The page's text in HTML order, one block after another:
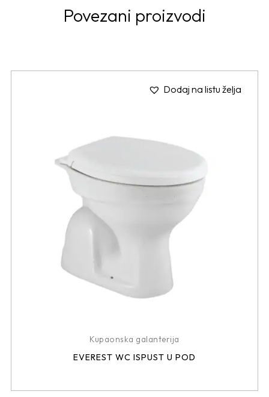
Povezani proizvodi
Dodaj na listu želja
Kupaonska galanterija
EVEREST WC ISPUST U POD